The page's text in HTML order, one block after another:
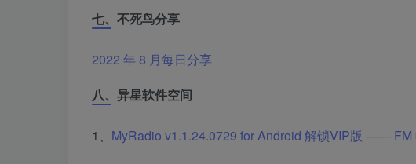
七、不死鸟分享
2022 年 8 月每日分享
八、异星软件空间
1、 MyRadio v1.1.24.0729 for Android 解锁VIP版 ——